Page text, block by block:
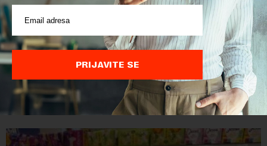
Šta vredi lustracija ako su novci na sigurnom:
Posle promena doneti specijalni zakon o
ispitivanju i oduzimanju imovine
U Srbiji su se godinama unazad potencirale pojedine privatne
kompanije čiji su vlasnici, stvarni ili fiktivni, zgrtali ogroman
profit. I dok su se velika državna preduzeća uništavala i gubila
bitke na tržišt...
PRIJAVITE SE